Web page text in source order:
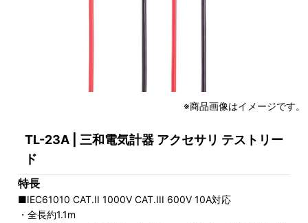
※商品画像はイメージです。
TL-23A | 三和電気計器 アクセサリ テストリー
ド
特長
■IEC61010 CAT.II 1000V CAT.III 600V 10A対応
・全長約1.1m